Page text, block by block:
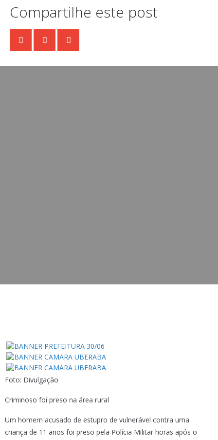
Compartilhe este post
Foto: Divulgação
Criminoso foi preso na área rural
Um homem acusado de estupro de vulnerável contra uma
criança de 11 anos foi preso pela Polícia Militar horas após o